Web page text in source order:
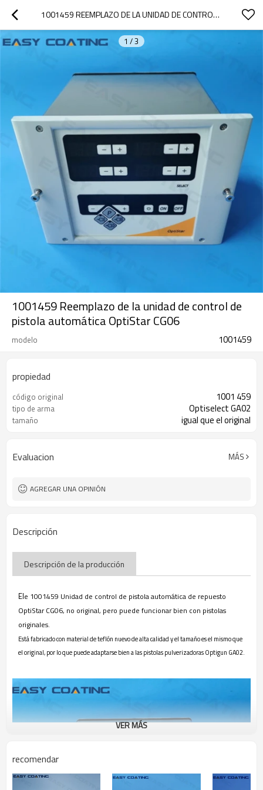
1001459 REEMPLAZO DE LA UNIDAD DE CONTROL DE PISTOLA AUTOMÁTICA OPTISTAR CG06
1 /3
1001459 Reemplazo de la unidad de control de
pistola automática OptiStar CG06
modelo 1001459
propiedad
código original 1001 459
tipo de arma Optiselect GA02
tamaño igual que el original
Evaluacion MÁS
AGREGAR UNA OPINIÓN
Descripción
Descripción de la producción
Ele 1001459 Unidad de control de pistola automática de repuesto
OptiStar CG06, no original, pero puede funcionar bien con pistolas
originales.
Está fabricado con material de teflón nuevo de alta calidad y el tamaño es el mismo que
el original, por lo que puede adaptarse bien a las pistolas pulverizadoras Optigun GA02.
VER MÁS
recomendar